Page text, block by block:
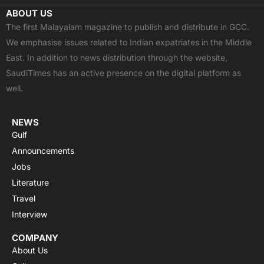
c
e
b
o
o
k
t
w
i
t
t
e
u
t
u
b
e
a
t
s
a
p
p
s
t
a
g
r
a
ABOUT US
The first Malayalam magazine to publish and distribute in GCC.
We emphasise issues related to Indian expatriates in the Middle
East. In addition to news distribution through the website,
SaudiTimes has an active presence on the digital platform as
well.
NEWS
Gulf
Announcements
Jobs
Literature
Travel
Interview
COMPANY
About Us